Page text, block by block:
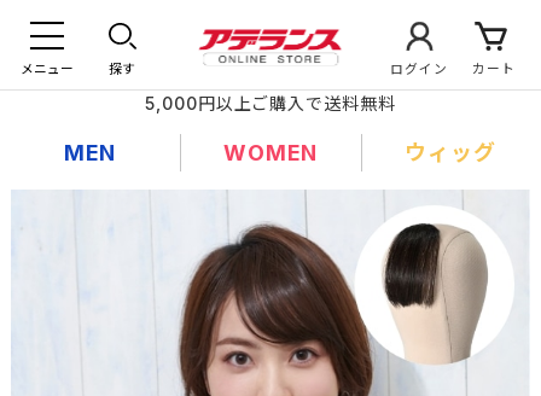
メニュー 探す ログイン カート
5,000円以上ご購入で送料無料
MEN WOMEN ウィッグ